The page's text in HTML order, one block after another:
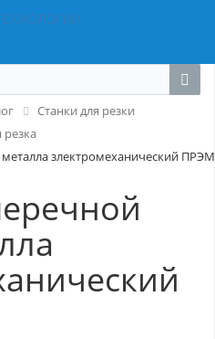
Станки для резки
злектромеханический ПРЭМ